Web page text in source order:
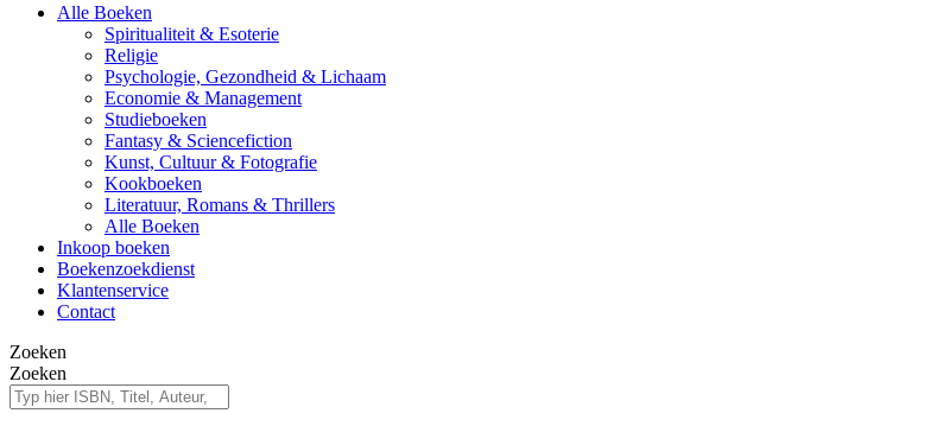
Alle Boeken
Spiritualiteit & Esoterie
Religie
Psychologie, Gezondheid & Lichaam
Economie & Management
Studieboeken
Fantasy & Sciencefiction
Kunst, Cultuur & Fotografie
Kookboeken
Literatuur, Romans & Thrillers
Alle Boeken
Inkoop boeken
Boekenzoekdienst
Klantenservice
Contact
Zoeken
Zoeken